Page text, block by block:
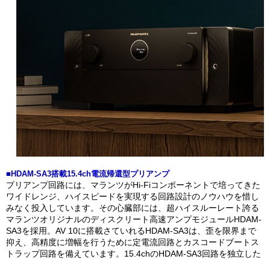
■HDAM-SA3搭載15.4ch電流帰還型プリアンプ
プリアンプ回路には、マランツがHi-Fiコンポーネントで培ってきた
ワイドレンジ、ハイスピードを実現する回路設計のノウハウを惜し
みなく投入しています。その心臓部には、超ハイスルーレート誇る
マランツオリジナルのディスクリート高速アンプモジュールHDAM-
SA3を採用。AV 10に搭載さていれるHDAM-SA3は、歪を限界まで
抑え、高精度に増幅を行うために定電流回路とカスコードブートス
トラップ回路を備えています。15.4chのHDAM-SA3回路を独立した